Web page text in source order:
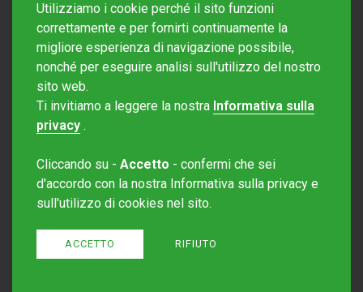
Editore Rotostampa SA
Sito creato daRedesign
Utilizziamo i cookie perché il sito funzioni
correttamente e per fornirti continuamente la
migliore esperienza di navigazione possibile,
nonché per eseguire analisi sull'utilizzo del nostro
sito web.
Ti invitiamo a leggere la nostra Informativa sulla
privacy .
Cliccando su - Accetto - confermi che sei
d'accordo con la nostra Informativa sulla privacy e
sull'utilizzo di cookies nel sito.
ACCETTO RIFIUTO